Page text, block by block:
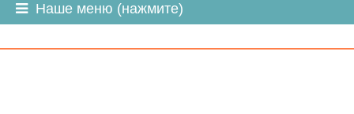
Наше меню (нажмите)